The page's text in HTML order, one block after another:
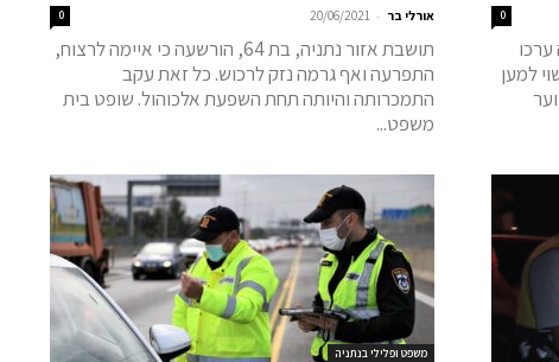
0
למען
אורלי בר -
20/06/2021
0
תושבת אזור נתניה, בת 64, הורשעה כי איימה לרצוח,
התפרעה ואף גרמה נזק לרכוש. כל זאת עקב
התמכרותה והיותה תחת השפעת אלכוהול. שופט בית
משפט...
משפט ופלילי בנתניה